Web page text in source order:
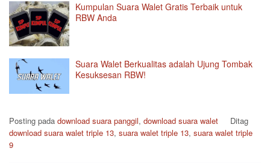
Kumpulan Suara Walet Gratis Terbaik untuk
RBW Anda
Suara Walet Berkualitas adalah Ujung Tombak
Kesuksesan RBW!
Posting pada download suara panggil, download suara walet
Ditag
download suara walet triple 13, suara walet triple 13, suara walet triple
9